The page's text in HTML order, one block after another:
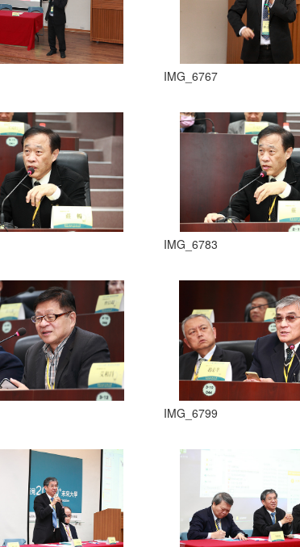
IMG_6767
IMG_6783
IMG_6799